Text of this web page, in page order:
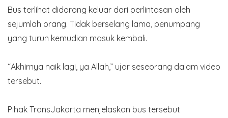
Bus terlihat didorong keluar dari perlintasan oleh
sejumlah orang. Tidak berselang lama, penumpang
yang turun kemudian masuk kembali.
“Akhirnya naik lagi, ya Allah,” ujar seseorang dalam video
tersebut.
Pihak TransJakarta menjelaskan bus tersebut